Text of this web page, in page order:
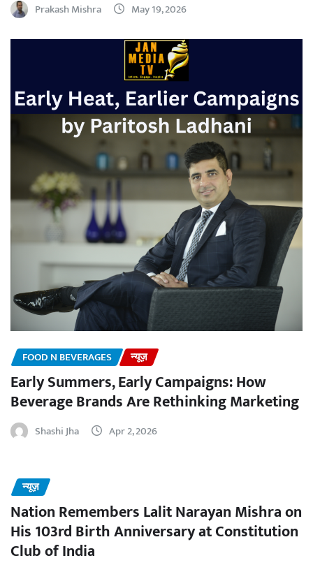
Prakash Mishra May 19, 2026
FOOD N BEVERAGES न्यूज़
Early Summers, Early Campaigns: How
Beverage Brands Are Rethinking Marketing
Shashi Jha Apr 2, 2026
न्यूज़
Nation Remembers Lalit Narayan Mishra on
His 103rd Birth Anniversary at Constitution
Club of India